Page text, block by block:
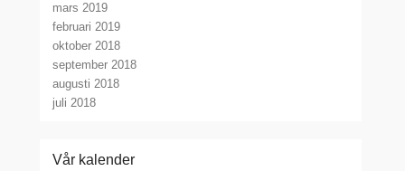
mars 2019
februari 2019
oktober 2018
september 2018
augusti 2018
juli 2018
Vår kalender